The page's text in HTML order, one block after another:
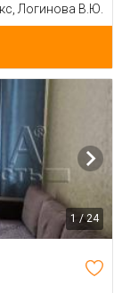
Логинова В.Ю.
1 / 24